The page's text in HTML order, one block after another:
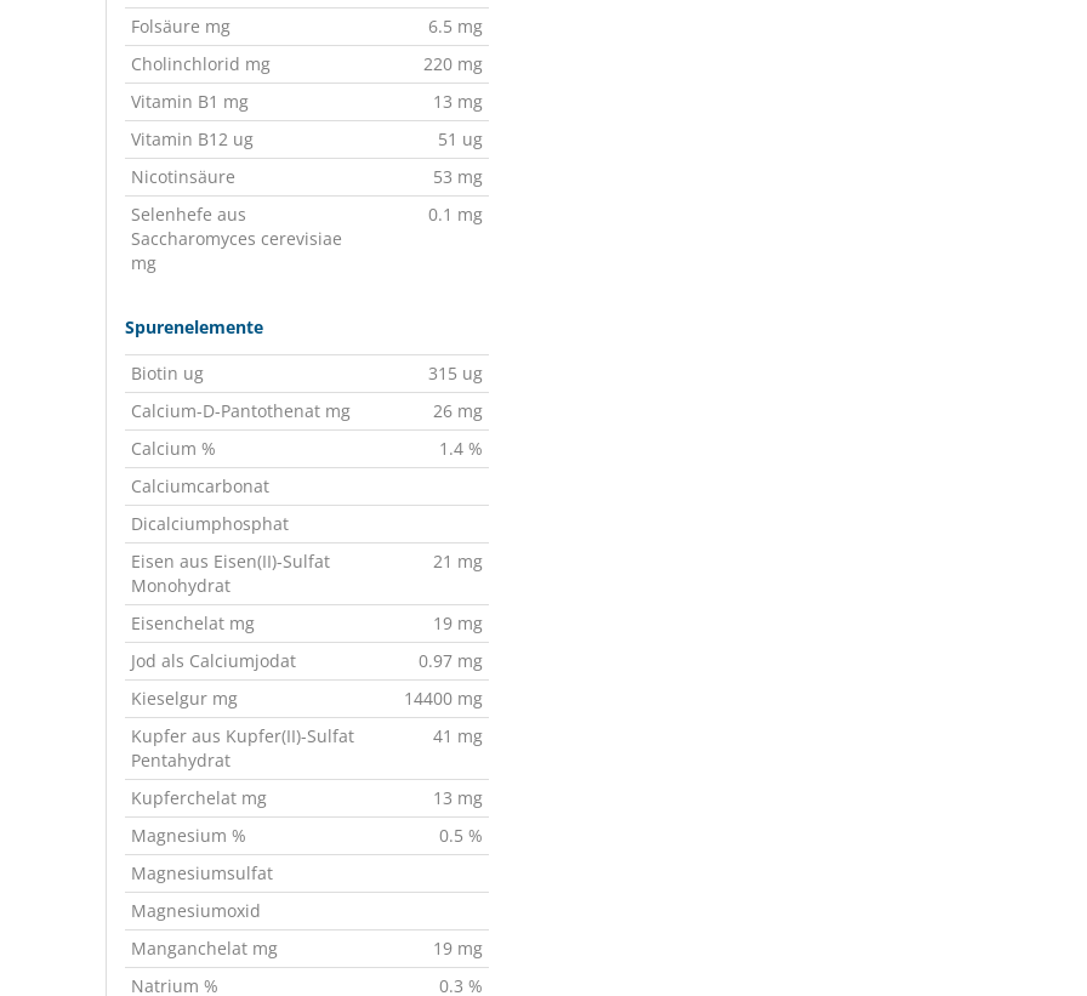
Folsäure mg
6.5 mg
Cholinchlorid mg
220 mg
Vitamin B1 mg
13 mg
Vitamin B12 ug
51 ug
Nicotinsäure
53 mg
Selenhefe aus
Saccharomyces cerevisiae
mg
0.1 mg
Spurenelemente
Biotin ug
315 ug
Calcium-D-Pantothenat mg
26 mg
Calcium %
1.4 %
Calciumcarbonat
Dicalciumphosphat
Eisen aus Eisen(II)-Sulfat
Monohydrat
21 mg
Eisenchelat mg
19 mg
Jod als Calciumjodat
0.97 mg
Kieselgur mg
14400 mg
Kupfer aus Kupfer(II)-Sulfat
Pentahydrat
41 mg
Kupferchelat mg
13 mg
Magnesium %
0.5 %
Magnesiumsulfat
Magnesiumoxid
Manganchelat mg
19 mg
Natrium %
0.3 %